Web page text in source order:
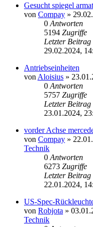
Gesucht spiegel
von Compay »
0 Antworten
5194 Zugriffe
Letzter Beitrag
29.02.2024,
Antriebseinheiten
von Aloisius »
0 Antworten
5757 Zugriffe
Letzter Beitrag
23.01.2024,
vorder Achse
von Compay »
Technik
0 Antworten
6273 Zugriffe
Letzter Beitrag
22.01.2024,
US-Spec-
von Robjota »
Technik